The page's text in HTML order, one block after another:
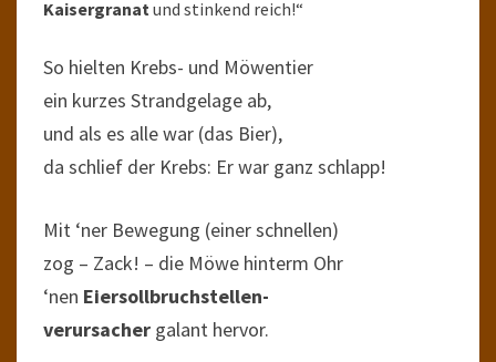
Kaisergranatund stinkend reich!“
So hielten Krebs- und Möwentier
ein kurzes Strandgelage ab,
und als es alle war (das Bier),
da schlief der Krebs: Er war ganz schlapp!
Mit ‘ner Bewegung (einer schnellen)
zog – Zack! – die Möwe hinterm Ohr
‘nen Eiersollbruchstellen-
verursacher galant hervor.